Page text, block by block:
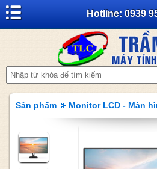
Hotline: 0939
Sản phẩm Monitor LCD - Màn